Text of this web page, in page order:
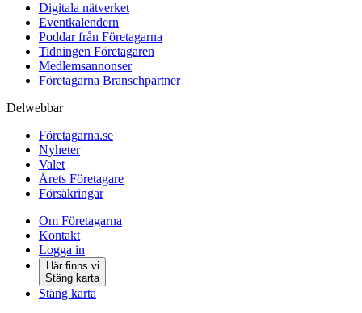
Digitala nätverket
Eventkalendern
Poddar från Företagarna
Tidningen Företagaren
Medlemsannonser
Företagarna Branschpartner
Delwebbar
Företagarna.se
Nyheter
Valet
Årets Företagare
Försäkringar
Om Företagarna
Kontakt
Logga in
Här finns vi
Stäng karta
Stäng karta